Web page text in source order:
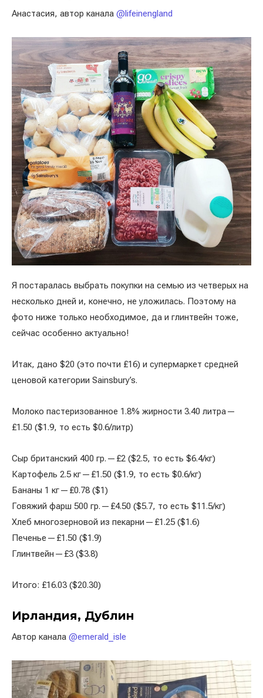
Анастасия, автор канала @lifeinengland
Я постаралась выбрать покупки на семью из четверых на
несколько дней и, конечно, не уложилась. Поэтому на
фото ниже только необходимое, да и глинтвейн тоже,
сейчас особенно актуально!
Итак, дано $20 (это почти £16) и супермаркет средней
ценовой категории Sainsbury’s.
Молоко пастеризованное 1.8% жирности 3.40 литра —
£1.50 ($1.9, то есть $0.6/литр)
Сыр британский 400 гр. — £2 ($2.5, то есть $6.4/кг)
Картофель 2.5 кг — £1.50 ($1.9, то есть $0.6/кг)
Бананы 1 кг — £0.78 ($1)
Говяжий фарш 500 гр. — £4.50 ($5.7, то есть $11.5/кг)
Хлеб многозерновой из пекарни — £1.25 ($1.6)
Печенье — £1.50 ($1.9)
Глинтвейн — £3 ($3.8)
Итого: £16.03 ($20.30)
Ирландия, Дублин
Автор канала @emerald_isle